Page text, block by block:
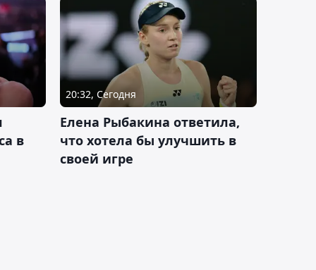
в
20:32, Сегодня
Елена Рыбакина ответила,
что хотела бы улучшить в
своей игре